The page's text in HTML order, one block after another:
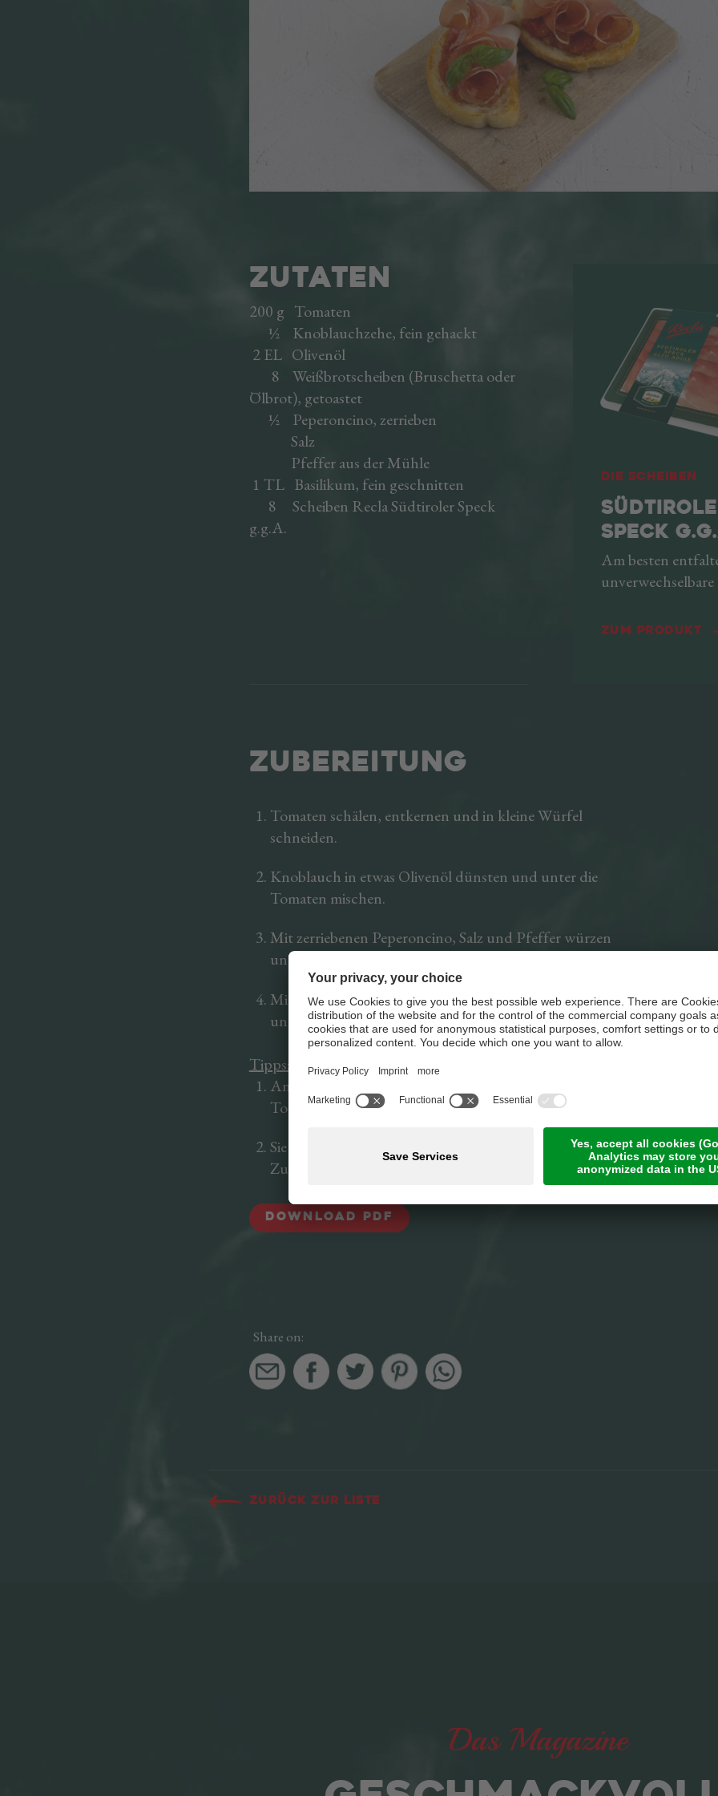
ZUTATEN
200 g Tomaten
½ Knoblauchzehe, fein gehackt
2 EL Olivenöl
8 Weißbrotscheiben (Bruschetta oder
Ölbrot), getoastet
½ Peperoncino, zerrieben
Salz
Pfeffer aus der Mühle
1 TL Basilikum, fein geschnitten
8 Scheiben Recla Südtiroler Speck
g.g.A.
Die Scheiben
SPECK
Am besten
g.g.A. als
Zum Produkt
ZUBEREITUNG
Tomaten schälen, entkernen und in kleine Würfel
schneiden.
Knoblauch in etwas Olivenöl dünsten und unter die
Tomaten mischen.
Mit zerriebenen Peperoncino, Salz und Pfeffer würzen
und auf die getoasteten Weißbrotscheiben geben.
Mit Basilikum und Südtiroler Speck Scheiben garnieren
und servieren.
Tipps:
Anstelle des Weißbrotes können Vinschger Paarln oder
Toastscheiben verwendet werden.
Sie können die Bruschetta mit gedünsteten Melanzane,
Zucchini oder Mozzarellawürfeln zubereiten.
DOWNLOAD PDF
Share on:
Zurück zur Liste
Das Magazine